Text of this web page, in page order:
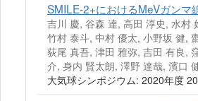
SMILE-2+におけるMeVガンマ
吉川 慶, 谷森 達, 高田 淳史, 水村
竹村 泰斗, 中村 優太, 小野坂 健,
荻尾 真吾, 津田 雅弥, 吉田 有良,
介, 身内 賢太朗, 澤野 達哉, 濱口
大気球シンポジウム: 2020年度